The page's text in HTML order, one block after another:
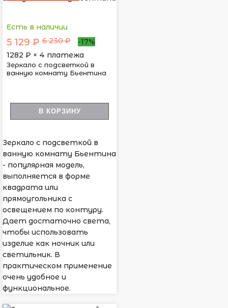
Есть в наличии
5 129 ₽ 6 230 ₽
-17%
1282 ₽ × 4 платежа
Зеркало с подсветкой в
ванную комнату Бьентина
В КОРЗИНУ
Зеркало с подсветкой в
ванную комнату Бьентина
- популярная модель,
выполняется в форме
квадрата или
прямоугольника с
освещением по контуру.
Дает достаточно света,
чтобы использовать
изделие как ночник или
светильник. В
практическом применение
очень удобное и
функциональное.